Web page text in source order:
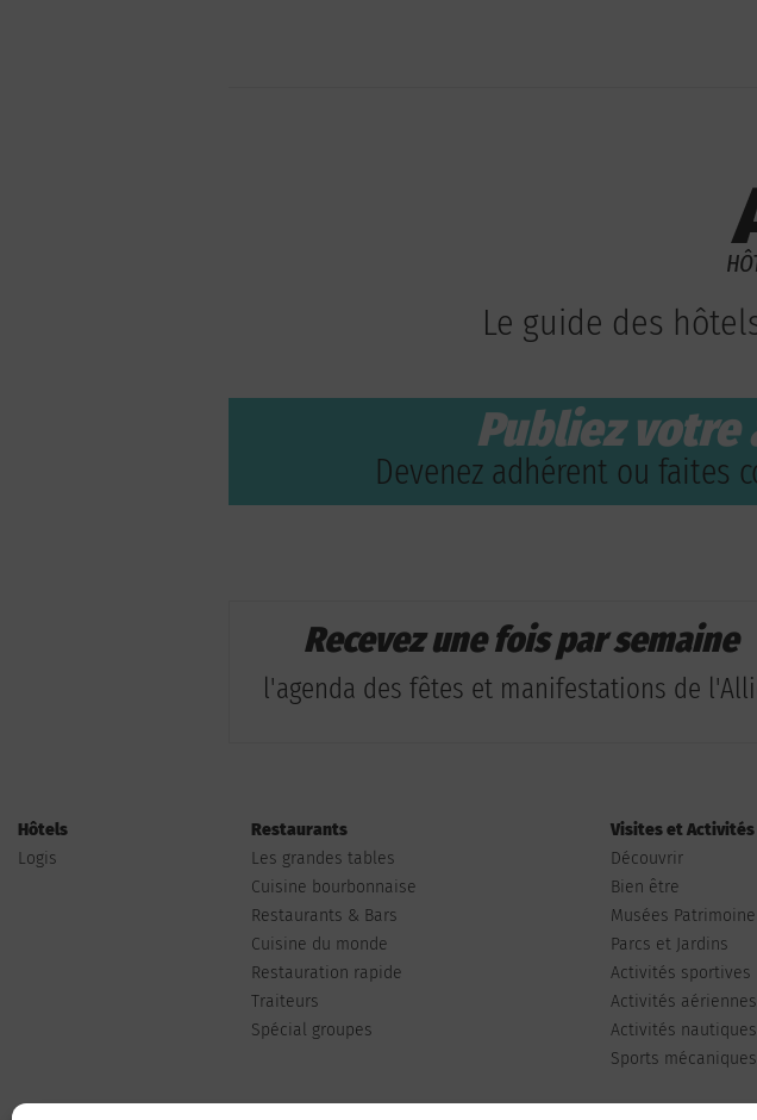
Le guide des
Publiez votre
Devenez adhérent ou faites
Recevez une fois par semaine
l'agenda des fêtes et manifestations de
Hôtels
Logis
Restaurants
Les grandes tables
Cuisine bourbonnaise
Restaurants & Bars
Cuisine du monde
Restauration rapide
Traiteurs
Spécial groupes
Visites et Activités
Découvrir
Bien être
Musées Patrimoine
Parcs et Jardins
Activités sportives
Activités aériennes
Activités nautiques
Sports mécaniques